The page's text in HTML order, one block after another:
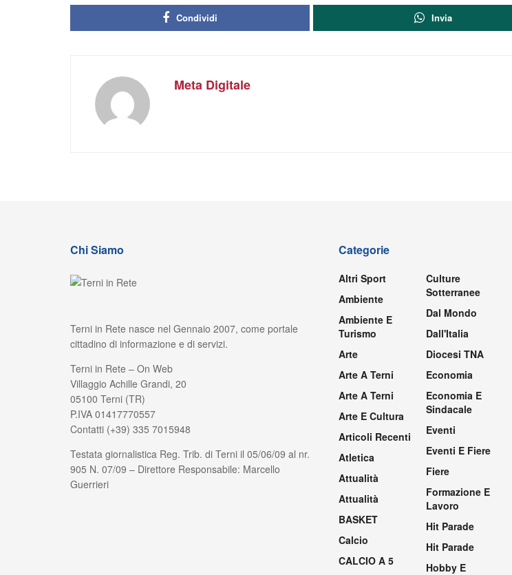
Condividi Invia
Meta Digitale
Chi Siamo
Terni in Rete nasce nel Gennaio 2007, come portale
cittadino di informazione e di servizi.
Terni in Rete – On Web
Villaggio Achille Grandi, 20
05100 Terni (TR)
P.IVA 01417770557
Contatti (+39) 335 7015948
Testata giornalistica Reg. Trib. di Terni il 05/06/09 al nr.
905 N. 07/09 – Direttore Responsabile: Marcello
Guerrieri
Categorie
Altri Sport
Ambiente
Ambiente E
Turismo
Arte
Arte A Terni
Arte A Terni
Arte E Cultura
Articoli Recenti
Atletica
Attualità
Attualità
BASKET
Calcio
CALCIO A 5
Culture
Sotterranee
Dal Mondo
Dall'Italia
Diocesi TNA
Economia
Economia E
Sindacale
Eventi
Eventi E Fiere
Fiere
Formazione E
Lavoro
Hit Parade
Hit Parade
Hobby E